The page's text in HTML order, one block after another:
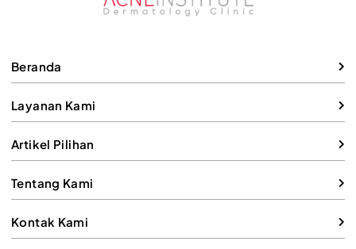
Beranda
Layanan Kami
Artikel Pilihan
Tentang Kami
Kontak Kami